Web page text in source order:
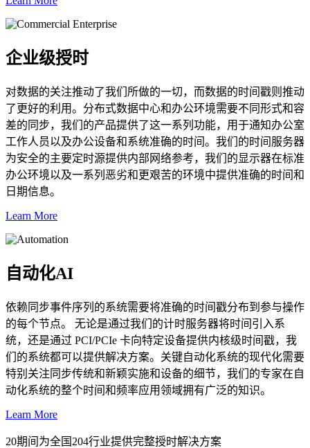
企业级授时
对数据的关注推动了我们所做的一切，而数据的时间戳则推动
了更好的利用。分布式数据中心和办公环境需要不同形式和容
差的同步，我们的产品提供了这一系列功能，用于通知办公室
工作人员以及办公设备和系统准确的时间。我们的时间服务器
为安全的主要定时源提供内部网络参考，我们的显示器在标准
办公环境以及一系列恶劣和更艰苦的环境中提供准确的时间和
日期信息。
Learn More
自动化AI
依赖同步事件序列的系统需要将准确的时间戳分布到参与操作
的每个节点。 无论是通过我们的计时服务器将时间引入系
统，还是通过 PCI/PCIe 卡向特定设备提供内核级时间戳，我
们的系统都可以提供解决方案。关键自动化系统的现代化需要
特别关注同步传统和新颖实施和设备的细节，我们的专家在自
动化系统的整个时间和频率应用领域拥有广泛的知识。
Learn More
20期间为全国204行业提供完整授时解决方案